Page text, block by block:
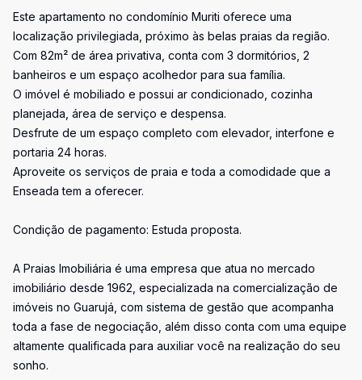
Este apartamento no condomínio Muriti oferece uma
localização privilegiada, próximo às belas praias da região.
Com 82m² de área privativa, conta com 3 dormitórios, 2
banheiros e um espaço acolhedor para sua família.
O imóvel é mobiliado e possui ar condicionado, cozinha
planejada, área de serviço e despensa.
Desfrute de um espaço completo com elevador, interfone e
portaria 24 horas.
Aproveite os serviços de praia e toda a comodidade que a
Enseada tem a oferecer.
Condição de pagamento: Estuda proposta.
A Praias Imobiliária é uma empresa que atua no mercado
imobiliário desde 1962, especializada na comercialização de
imóveis no Guarujá, com sistema de gestão que acompanha
toda a fase de negociação, além disso conta com uma equipe
altamente qualificada para auxiliar você na realização do seu
sonho.